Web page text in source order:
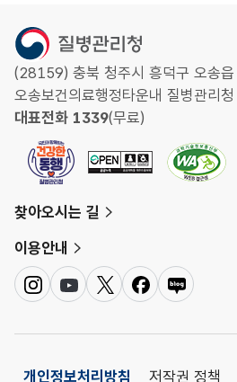
(28159) 충북 청주시 흥덕구 오송
오송보건의료행정타운내 질병관리청
대표전화 1339(무료)
찾아오시는 길
이용안내
인
스
램
유
튜
트
위
페
이
네
이
로
개인정보처리방침 저작권 정책